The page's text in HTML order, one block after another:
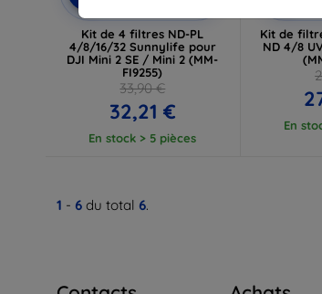
Kit de 4 filtres ND-PL
4/8/16/32 Sunnylife pour
DJI Mini 2 SE / Mini 2 (MM-
FI9255)
33,90 €
32,21 €
En stock > 5 pièces
Kit de
ND 4/8
En
1 - 6 du total 6.